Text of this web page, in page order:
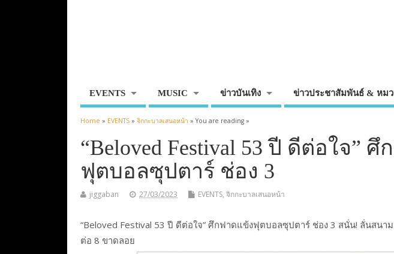
EVENTS MUSIC ข่าวบันเทิง ข่าวประชาสัมพันธ์ & หม
Home » EVENTS »จิกกะบาลเสนอหน้า » You are reading »
“Beloved Festival 53 ปี ดีต่อใจ”
ฟุตบอลซุปตาร์ ช่อง 3
jiggaban 27/03/2023 EVENTS,จิกกะบาลเสนอหน้า
“Beloved Festival 53 ปี ดีต่อใจ” ศึกฟาดแข้งฟุตบอลซุปตาร์ ช่อง 3 สนั่น! ลั่นสนา
ต่อ 8 ขาดลอย